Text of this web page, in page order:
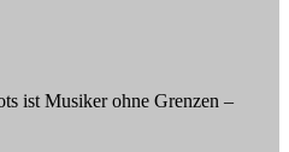
ist Musiker ohne Grenzen –